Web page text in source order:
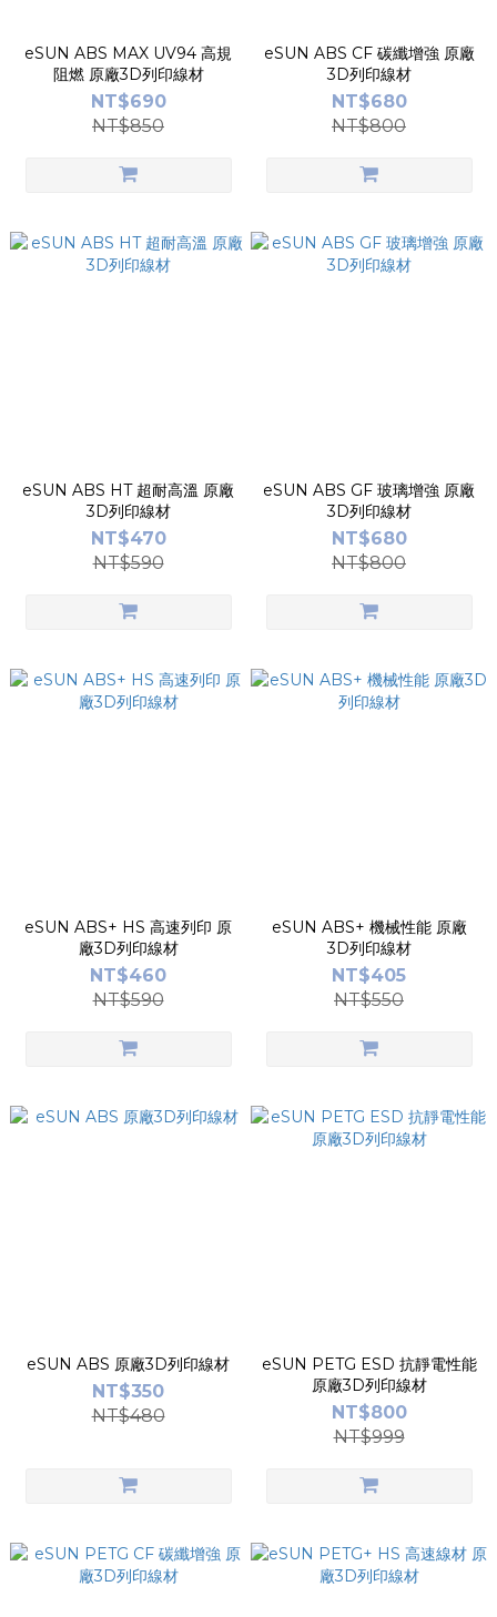
eSUN ABS MAX UV94 高規
阻燃 原廠3D列印線材
NT$690
NT$850
eSUN ABS CF 碳纖增強 原廠
3D列印線材
NT$680
NT$800
eSUN ABS HT 超耐高溫 原廠
3D列印線材
NT$470
NT$590
eSUN ABS GF 玻璃增強 原廠
3D列印線材
NT$680
NT$800
eSUN ABS+ HS 高速列印 原
廠3D列印線材
NT$460
NT$590
eSUN ABS+ 機械性能 原廠
3D列印線材
NT$405
NT$550
eSUN ABS 原廠3D列印線材
NT$350
NT$480
eSUN PETG ESD 抗靜電性能
原廠3D列印線材
NT$800
NT$999